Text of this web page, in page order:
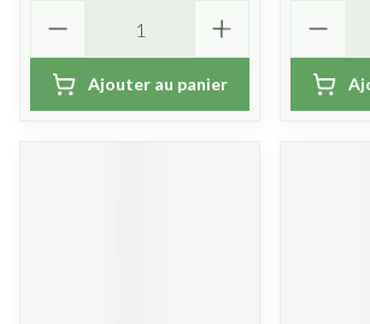
Ajouter au panier